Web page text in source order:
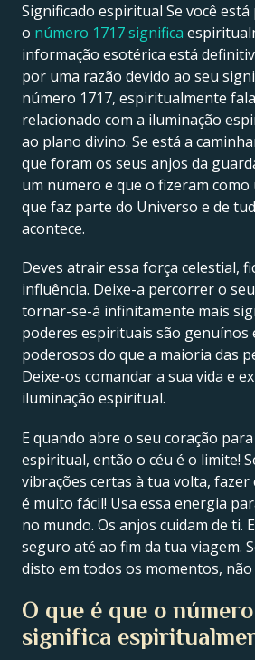
Significado espiritual Se você está
o número 1717 significa
informação esotérica está
por uma razão devido ao seu
número 1717, espiritualmente
relacionado com a iluminação
ao plano divino. Se está a
que foram os seus anjos da
um número e que o fizeram como
que faz parte do Universo e de
acontece.
Deves atrair essa força celestial,
influência. Deixe-a percorrer o seu
tornar-se-á infinitamente mais
poderes espirituais são genuínos
poderosos do que a maioria das
Deixe-os comandar a sua vida e
iluminação espiritual.
E quando abre o seu coração para
espiritual, então o céu é o limite!
vibrações certas à tua volta, fazer
é muito fácil! Usa essa energia
no mundo. Os anjos cuidam de ti.
seguro até ao fim da tua viagem.
disto em todos os momentos, não
O que é que o número
significa